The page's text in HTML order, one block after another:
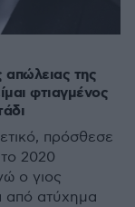
απώλειας της
φτιαγμένος
πρόσθεσε
2020
ο γιος
από ατύχημα